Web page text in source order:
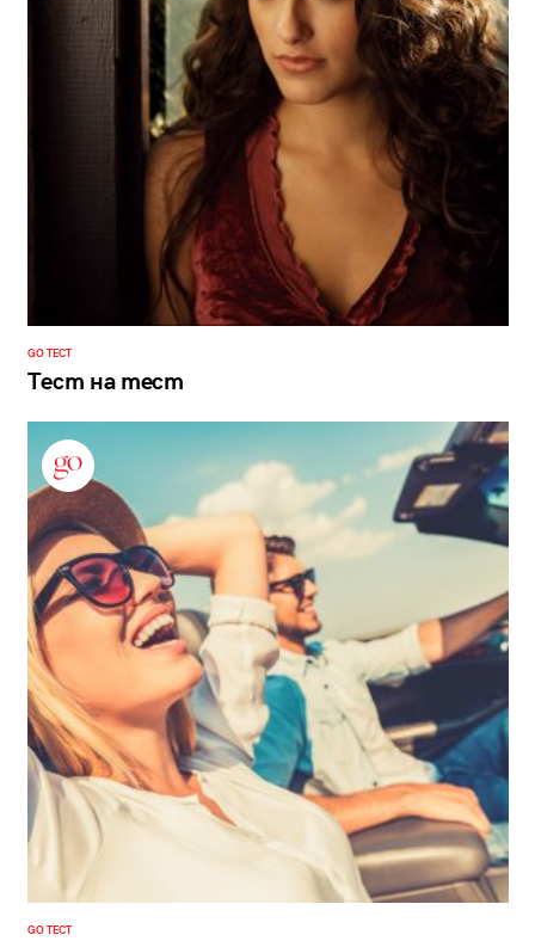
GO ТЕСТ
Тест на тест
GO ТЕСТ